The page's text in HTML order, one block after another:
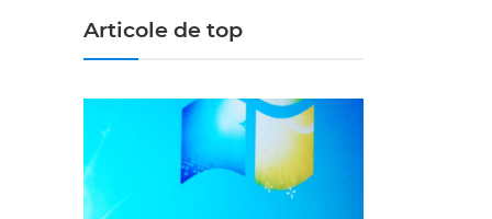
Articole de top